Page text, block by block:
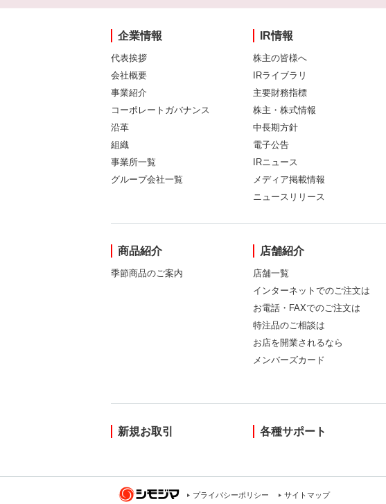
企業情報
代表挨拶
会社概要
事業紹介
コーポレートガバナンス
沿革
組織
事業所一覧
グループ会社一覧
IR情報
株主の皆様へ
IRライブラリ
主要財務指標
株主・株式情報
中長期方針
電子公告
IRニュース
メディア掲載情報
ニュースリリース
商品紹介
季節商品のご案内
店舗紹介
店舗一覧
インターネットでのご注文は
お電話・FAXでのご注文は
特注品のご相談は
お店を開業されるなら
メンバーズカード
新規お取引 各種サポート
プライバシーポリシー サイトマップ